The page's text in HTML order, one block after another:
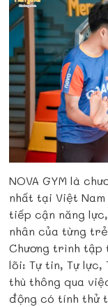
NOVA GYM là
nhất tại Việt
tiếp cận năng
nhân của từng
Chương trình tập
lõi: Tự tin, Tự
thù thông qua
động có tính thử